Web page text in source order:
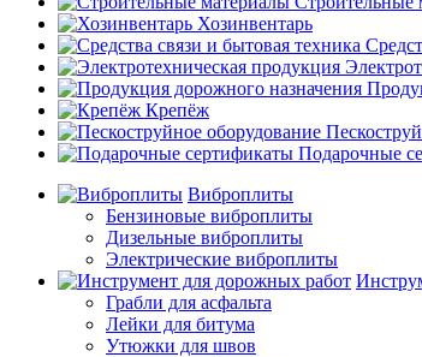
Хозинвентарь
Крепёж
Подарочные
Виброплиты
Бензиновые виброплиты
Дизельные виброплиты
Электрические виброплиты
Грабли для асфальта
Лейки для битума
Утюжки для швов